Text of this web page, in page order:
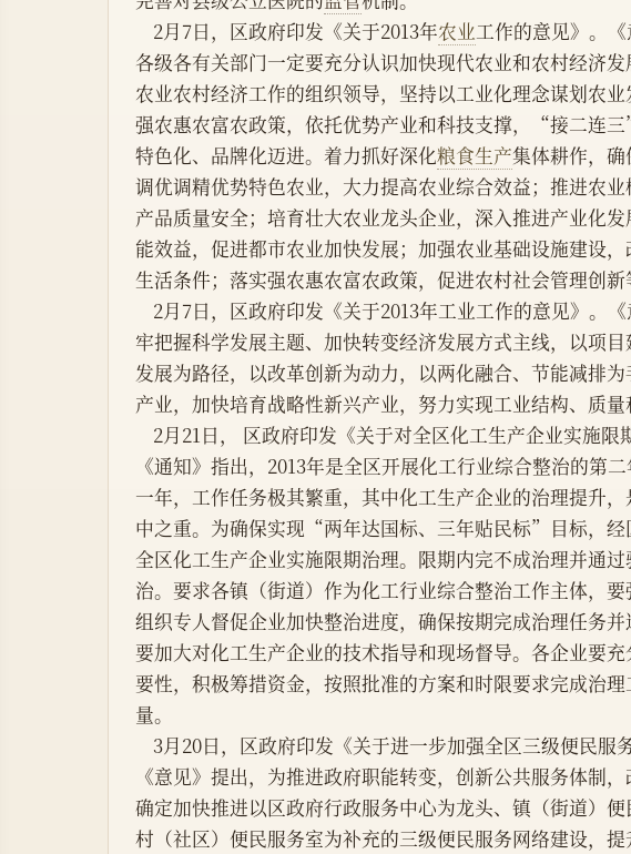
    2月7日，区政府印发《关于2013年
农业工作的意见》。
各级各有关部门一定要充分认识加快现代农业和农村经济
农业农村经济工作的组织领导，坚持以工业化理念谋划农
强农惠农富农政策，依托优势产业和科技支撑，“接二连三
特色化、品牌化迈进。着力抓好深化粮食生产集体耕作，确
调优调精优势特色农业，大力提高农业综合效益；推进农
产品质量安全；培育壮大农业龙头企业，深入推进产业化
能效益，促进都市农业加快发展；加强农业基础设施建设
生活条件；落实强农惠农富农政策，促进农村社会管理创新
2月7日，区政府印发《关于2013年工业工作的意见》。
牢把握科学发展主题、加快转变经济发展方式主线，以项
发展为路径，以改革创新为动力，以两化融合、节能减排
产业，加快培育战略性新兴产业，努力实现工业结构、质量
2月21日， 区政府印发《关于对全区化工生产企业实施限
《通知》指出，2013年是全区开展化工行业综合整治的第
一年，工作任务极其繁重，其中化工生产企业的治理提升
中之重。为确保实现“两年达国标、三年贴民标”目标，经
全区化工生产企业实施限期治理。限期内完不成治理并通
治。要求各镇（街道）作为化工行业综合整治工作主体，要
组织专人督促企业加快整治进度，确保按期完成治理任务
要加大对化工生产企业的技术指导和现场督导。各企业要
要性，积极筹措资金，按照批准的方案和时限要求完成治
量。
3月20日，区政府印发《关于进一步加强全区三级便民服
《意见》提出，为推进政府职能转变，创新公共服务体制，
确定加快推进以区政府行政服务中心为龙头、镇（街道）便
村（社区）便民服务室为补充的三级便民服务网络建设，